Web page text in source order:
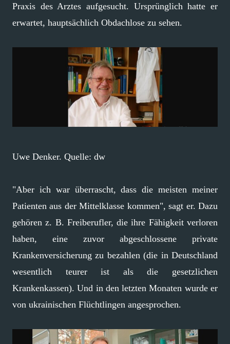
Praxis des Arztes aufgesucht. Ursprünglich hatte er
erwartet, hauptsächlich Obdachlose zu sehen.
Uwe Denker. Quelle: dw
"Aber ich war überrascht, dass die meisten meiner
Patienten aus der Mittelklasse kommen", sagt er. Dazu
gehören z. B. Freiberufler, die ihre Fähigkeit verloren
haben, eine zuvor abgeschlossene private
Krankenversicherung zu bezahlen (die in Deutschland
wesentlich teurer ist als die gesetzlichen
Krankenkassen). Und in den letzten Monaten wurde er
von ukrainischen Flüchtlingen angesprochen.